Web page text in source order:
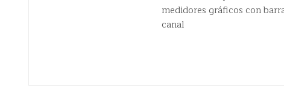
medidores gráficos con
canal